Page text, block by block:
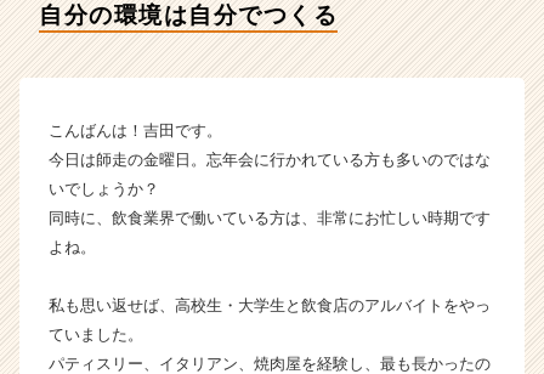
の
イ
ラ
イ
ベ
ャ
成
自分の環境は自分でつくる
こんばんは！吉田です。
今日は師走の金曜日。忘年会に行かれている方も多いのではな
いでしょうか？
同時に、飲食業界で働いている方は、非常にお忙しい時期です
よね。
私も思い返せば、高校生・大学生と飲食店のアルバイトをやっ
ていました。
パティスリー、イタリアン、焼肉屋を経験し、最も長かったの